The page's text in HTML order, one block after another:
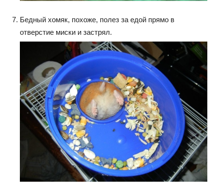
Бедный хомяк, похоже, полез за едой прямо в
отверстие миски и застрял.